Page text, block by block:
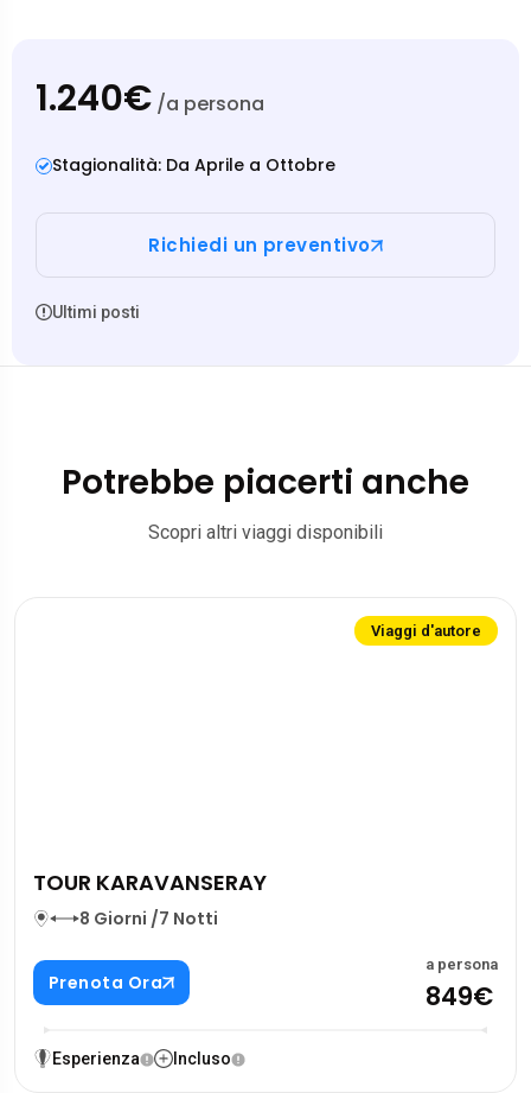
1.240€ /a persona
Stagionalità: Da Aprile a Ottobre
Richiedi un preventivo
Ultimi posti
Potrebbe piacerti anche
Scopri altri viaggi disponibili
Viaggi d'autore
TOUR KARAVANSERAY
8 Giorni /7 Notti
Prenota Ora
a persona
849€
Esperienza Incluso